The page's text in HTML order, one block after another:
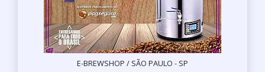
E-BREWSHOP / SÃO PAULO - SP